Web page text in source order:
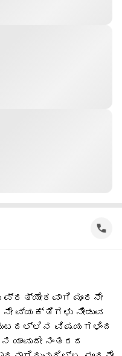
ಮೂರನೇ
ವ್ಯಕ್ತಿಗಳು ನೀಡುವ
ವಿಷಯಗಳಿಂದ
ನಂತರದ